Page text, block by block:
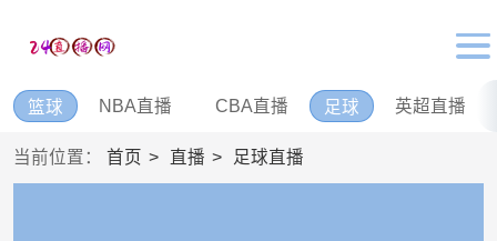
篮球 NBA直播 CBA直播 足球 英超直播
当前位置： 首页 直播 足球直播